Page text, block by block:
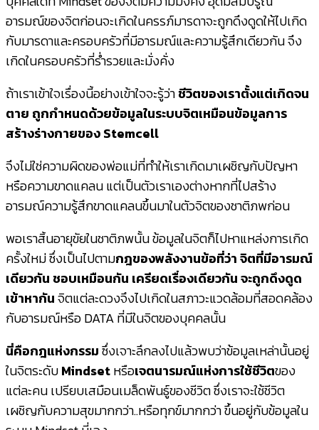
อารมณ์ของจิตก่อนจะเกิดในครรภ์มารดาจะถูกดึงดูดให้ไปเกิด
กับมารดาและครอบครัวที่มีอารมณ์และความรู้สึกเดียวกัน จึง
เกิดในครอบครัวที่ร่ำรวยและมั่งคั่ง
ถ้าเราเข้าใจเรื่องนี้อย่างเข้าใจจะรู้ว่าชีวิตของเราตั้งแต่เกิดจน
ตาย ถูกกำหนดด้วยข้อมูลในระบบจิตเหมือนข้อมูลการ
สร้างร่างกายของ Stemcell
จึงไม่ใช่ความผิดของพ่อแม่ที่ทำให้เราเกิดมาเผชิญกับปัญหา
หรือความขาดแคลน แต่เป็นตัวเราเองต่างหากที่ไปสร้าง
อารมณ์ความรู้สึกขาดแคลนขึ้นมาในตัวจิตของชาติภพก่อน
พอเราสิ้นอายุขัยในชาติภพนั้น ข้อมูลในจิตก็ไปหาแหล่งการเกิด
ครั้งใหม่ ซึ่งเป็นไปตามกฎของพลังงานข้อที่ว่า จิตที่มีอารมณ์
เดียวกัน ชอบเหมือนกัน เครียดเรื่องเดียวกัน จะถูกดึงดูด
เข้าหากันจิตแต่ละดวงจึงไปเกิดในสภาวะแวดล้อมที่สอดคล้อง
กับอารมณ์หรือ DATA ที่มีในจิตของบุคคลนั้น
นี่คือกฎแห่งกรรมซึ่งเจาะลึกลงไปแล้วพบว่าข้อมูลเหล่านั้นอยู่
ในจิตระดับMindsetหรือเจตนารมณ์แห่งการใช้ชีวิตของ
แต่ละคน เปรียบเสมือนเมล็ดพันธู์ของชีวิต ซึ่งเราจะใช้ชีวิต
เผชิญกับความสุขมากกว่า..หรือทุกข์มากกว่า ขึ้นอยู่กับข้อมูลใน